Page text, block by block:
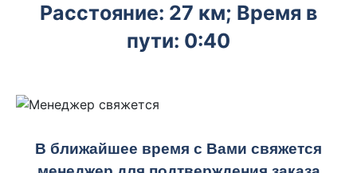
Расстояние: 27 км; Время в
пути: 0:40
В ближайшее время с Вами свяжется